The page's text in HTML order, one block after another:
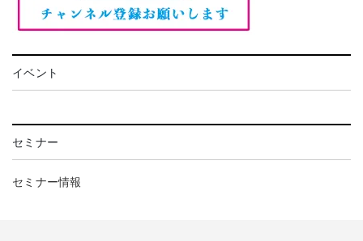
イベント
セミナー
セミナー情報